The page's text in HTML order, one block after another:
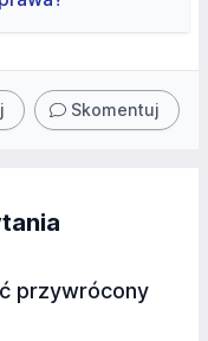
Skomentuj
przywrócony